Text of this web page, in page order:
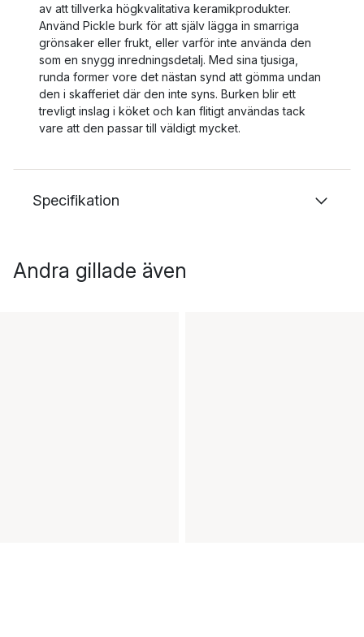
av att tillverka högkvalitativa keramikprodukter.
Använd Pickle burk för att själv lägga in smarriga
grönsaker eller frukt, eller varför inte använda den
som en snygg inredningsdetalj. Med sina tjusiga,
runda former vore det nästan synd att gömma undan
den i skafferiet där den inte syns. Burken blir ett
trevligt inslag i köket och kan flitigt användas tack
vare att den passar till väldigt mycket.
Specifikation
Andra gillade även